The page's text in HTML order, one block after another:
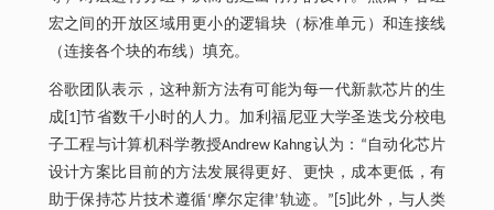
宏之间的开放区域用更小的逻辑块（标准单元）和连接线
（连接各个块的布线）填充。
谷歌团队表示，这种新方法有可能为每一代新款芯片的生
成[1]节省数千小时的人力。加利福尼亚大学圣迭戈分校电
子工程与计算机科学教授Andrew Kahng认为：“自动化芯片
设计方案比目前的方法发展得更好、更快，成本更低，有
助于保持芯片技术遵循‘摩尔定律’轨迹。”[5]此外，与人类